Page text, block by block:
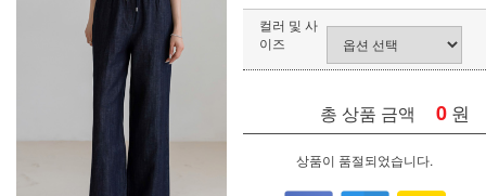
컬러 및 사
이즈
총 상품 금액 0 원
상품이 품절되었습니다.